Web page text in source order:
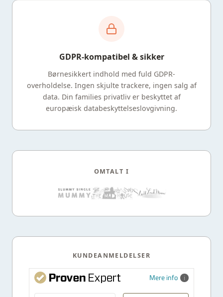
GDPR-kompatibel & sikker
Børnesikkert indhold med fuld GDPR-
overholdelse. Ingen skjulte trackere, ingen salg af
data. Din families privatliv er beskyttet af
europæisk databeskyttelseslovgivning.
OMTALT I
KUNDEANMELDELSER
Mere info